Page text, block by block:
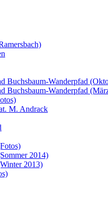
Buchsbaum-Wanderpfad
Buchsbaum-Wanderpfad
M. Andrack
2014)
2013)